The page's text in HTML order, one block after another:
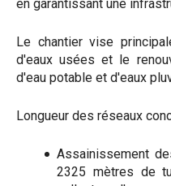
en garantissant une
Le chantier vise
d'eaux usées et le
d'eau potable et d'eaux
Longueur des réseaux
Assainissement
2325 mètres de